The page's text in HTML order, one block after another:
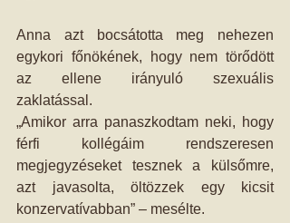
Anna azt bocsátotta meg nehezen
egykori főnökének, hogy nem törődött
az ellene irányuló szexuális
zaklatással.
„Amikor arra panaszkodtam neki, hogy
férfi kollégáim rendszeresen
megjegyzéseket tesznek a külsőmre,
azt javasolta, öltözzek egy kicsit
konzervatívabban” – mesélte.